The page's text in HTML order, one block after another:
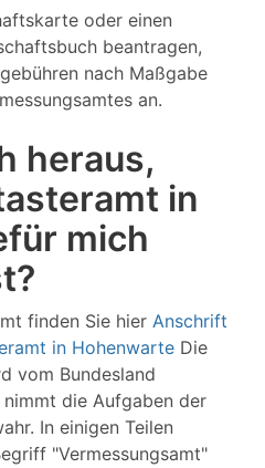
oder einen
beantragen,
nach Maßgabe
an.
heraus,
in
mich
finden Sie hier Anschrift
in Hohenwarte Die
vom Bundesland
die Aufgaben der
In einigen Teilen
"Vermessungsamt"